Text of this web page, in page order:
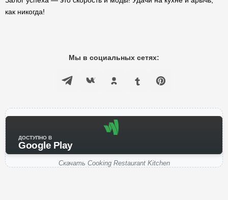
как никогда!
Мы в социальных сетях:
ДОСТУПНО В
Google Play
Скачать Cooking Restaurant Kitchen